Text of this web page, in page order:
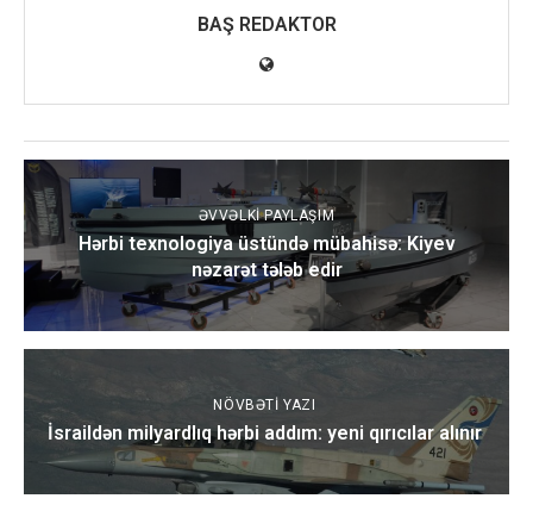
BAŞ REDAKTOR
ƏVVƏLKI PAYLAŞIM
Hərbi texnologiya üstündə mübahisə: Kiyev
nəzarət tələb edir
NÖVBƏTI YAZI
İsraildən milyardlıq hərbi addım: yeni qırıcılar alınır